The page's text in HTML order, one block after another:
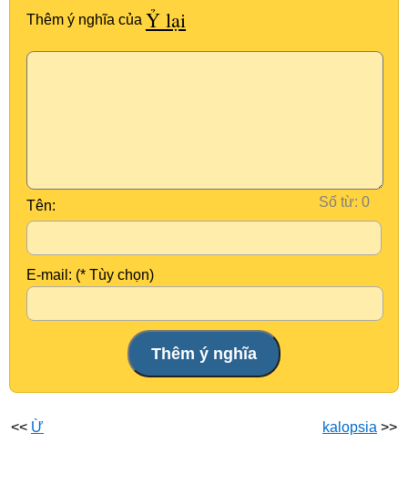
Thêm ý nghĩa của Ỷ lại
Số từ:
Tên:
E-mail: (* Tùy chọn)
<< Ừ kalopsia >>